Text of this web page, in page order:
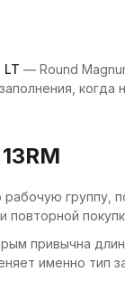
LT — Round
группу,
привычна
именно тип